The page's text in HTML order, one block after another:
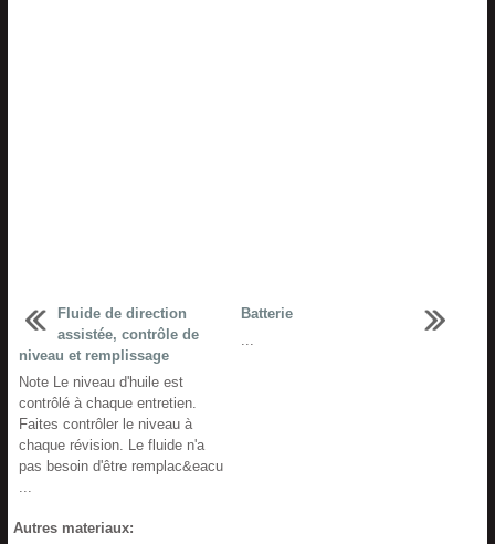
Fluide de direction
assistée, contrôle de
niveau et remplissage
Note Le niveau d'huile est
contrôlé à chaque entretien.
Faites contrôler le niveau à
chaque révision. Le fluide n'a
pas besoin d'être remplac&eacu
...
Batterie
...
Autres materiaux: